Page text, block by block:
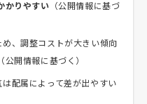
かりやすい （公開情報に基づ
、調整コストが大きい傾向
（公開情報に基づく）
配属によって差が出やすい